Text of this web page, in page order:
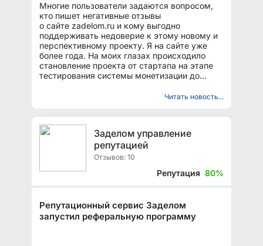
Многие пользователи задаются вопросом,
кто пишет негативные отзывы
о сайте zadelom.ru и кому выгодно
поддерживать недоверие к этому новому и
перспективному проекту. Я на сайте уже
более года. На моих глазах происходило
становление проекта от стартапа на этапе
тестирования системы монетизации до
Читать новость...
Заделом управление
репутацией
Отзывов: 10
Репутация 80%
Репутационный сервис Заделом
запустил реферальную программу